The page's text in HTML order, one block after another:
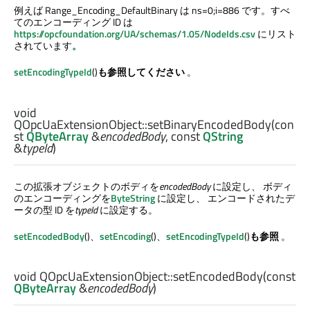
例えば Range_Encoding_DefaultBinary は ns=0;i=886 です。すべ
てのエンコーディング ID は
https://opcfoundation.org/UA/schemas/1.05/NodeIds.csvにリスト
されています。
setEncodingTypeId()も参照してください。
void
QOpcUaExtensionObject::setBinaryEncodedBody(con
stQByteArray&encodedBody, constQString
&typeId)
この拡張オブジェクトのボディをencodedBodyに設定し、 ボディ
のエンコーディングをByteStringに設定し、 エンコードされたデ
ータの型 ID をtypeIdに設定する。
setEncodedBody()、 setEncoding()、 setEncodingTypeId()も参照 。
void QOpcUaExtensionObject::setEncodedBody(const
QByteArray&encodedBody)